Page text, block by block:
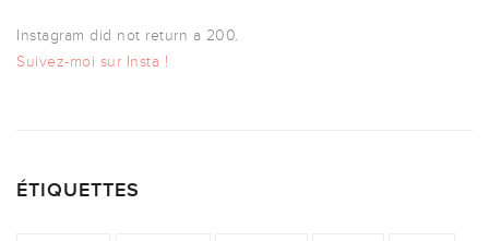
Instagram did not return a 200.
Suivez-moi sur Insta !
ÉTIQUETTES